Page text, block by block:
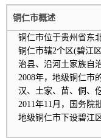
铜仁市概述
铜仁市位于贵州省东
铜仁市辖2个区(碧江
治县、沿河土家族自
2008年，地级铜仁市
汉、土家、苗、侗、
2011年11月，国务院
地级铜仁市下设碧江